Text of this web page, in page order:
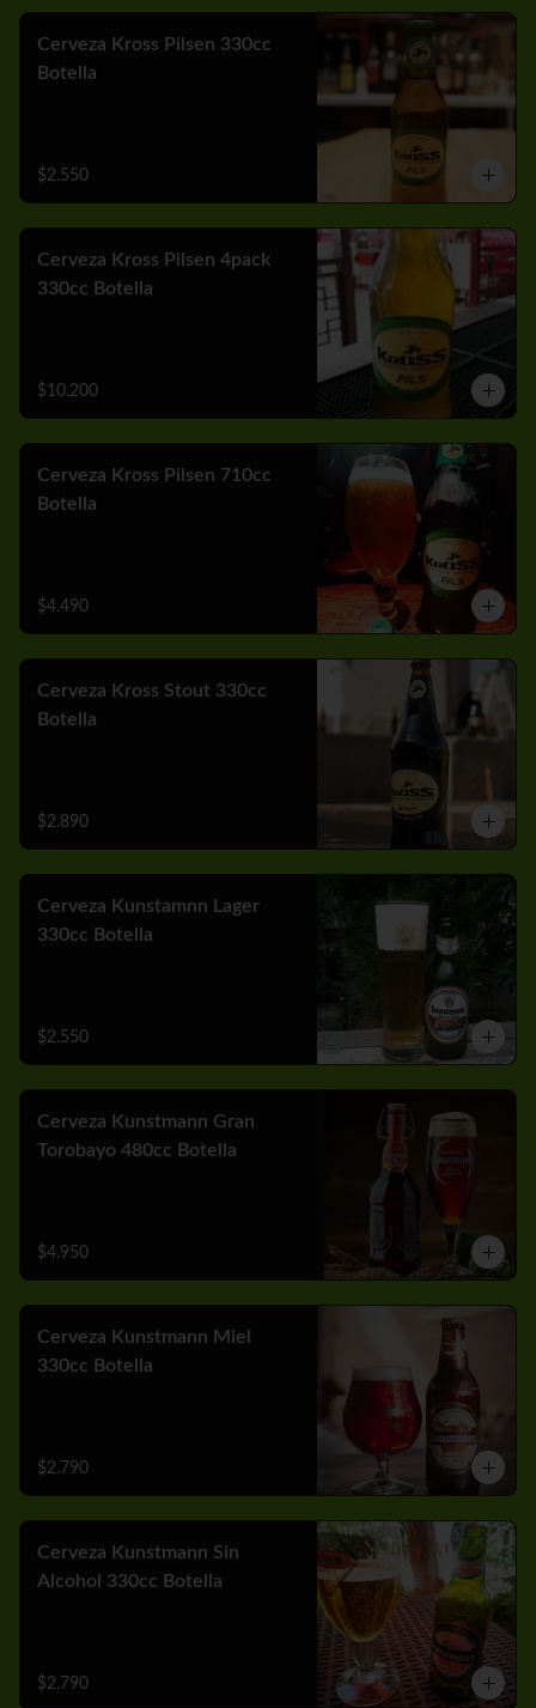
Cerveza Kross Pilsen 330cc
Botella
$2.550
Cerveza Kross Pilsen 4pack
330cc Botella
$10.200
Cerveza Kross Pilsen 710cc
Botella
$4.490
Cerveza Kross Stout 330cc
Botella
$2.890
Cerveza Kunstamnn Lager
330cc Botella
$2.550
Cerveza Kunstmann Gran
Torobayo 480cc Botella
$4.950
Cerveza Kunstmann Miel
330cc Botella
$2.790
Cerveza Kunstmann Sin
Alcohol 330cc Botella
$2.790